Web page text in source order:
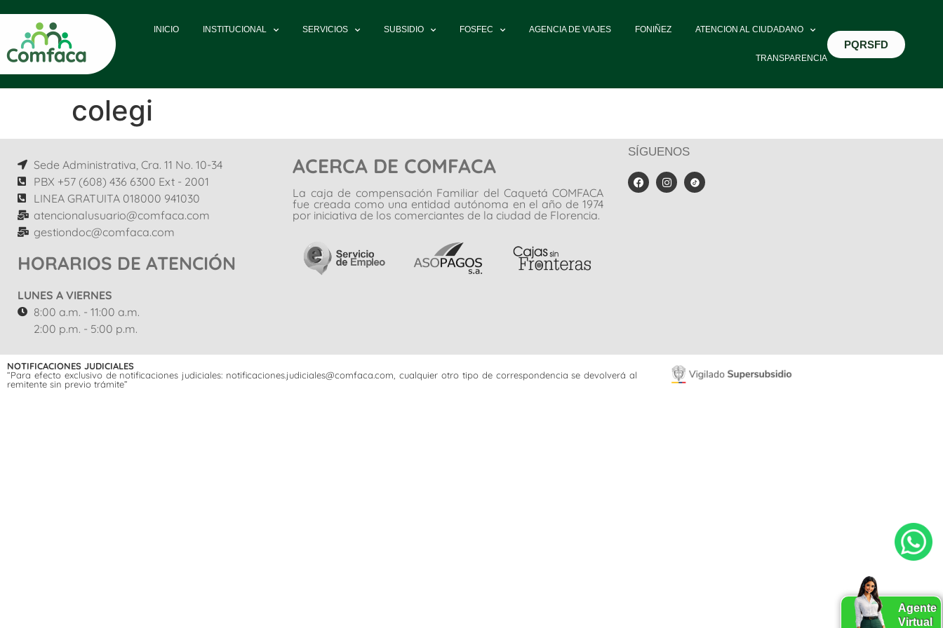
INICIO INSTITUCIONAL SERVICIOS SUBSIDIO FOSFEC AGENCIA DE VIAJES FONIÑEZ ATENCION AL CIUDADANO
TRANSPARENCIA
PQRSFD
colegi
Sede Administrativa, Cra. 11 No. 10-34
PBX +57 (608) 436 6300 Ext - 2001
LINEA GRATUITA 018000 941030
atencionalusuario@comfaca.com
gestiondoc@comfaca.com
HORARIOS DE ATENCIÓN
LUNES A VIERNES
8:00 a.m. - 11:00 a.m.
2:00 p.m. - 5:00 p.m.
ACERCA DE COMFACA
La caja de compensación Familiar del Caquetá COMFACA
fue creada como una entidad autónoma en el año de 1974
por iniciativa de los comerciantes de la ciudad de Florencia.
SÍGUENOS
NOTIFICACIONES JUDICIALES
“Para efecto exclusivo de notificaciones judiciales: notificaciones.judiciales@comfaca.com, cualquier otro tipo de correspondencia se devolverá al
remitente sin previo trámite”
Agente
Virtual